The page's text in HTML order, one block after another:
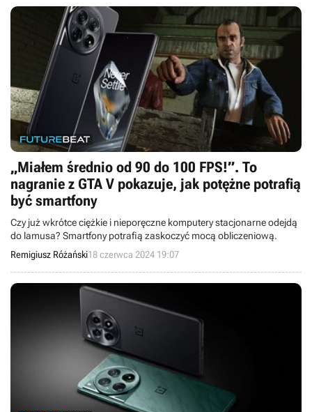
„Miałem średnio od 90 do 100 FPS!”. To
nagranie z GTA V pokazuje, jak potężne potrafią
być smartfony
Czy już wkrótce ciężkie i nieporęczne komputery stacjonarne odejdą
do lamusa? Smartfony potrafią zaskoczyć mocą obliczeniową.
Remigiusz Różański18 czerwca 2024 19:07